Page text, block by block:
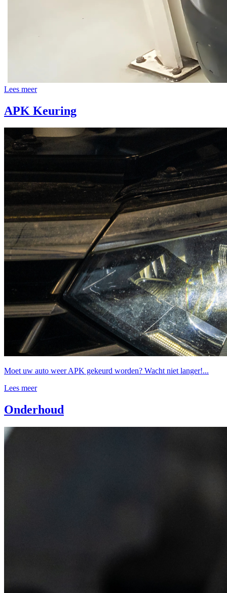
Lees meer
APK Keuring
Moet uw auto weer APK gekeurd worden? Wacht niet langer!...
Lees meer
Onderhoud